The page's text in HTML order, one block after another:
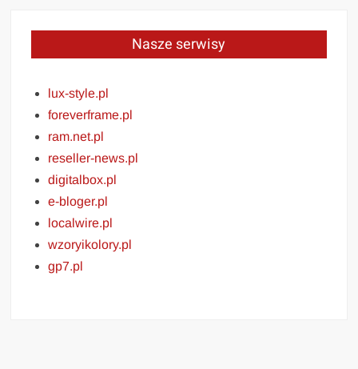
Nasze serwisy
lux-style.pl
foreverframe.pl
ram.net.pl
reseller-news.pl
digitalbox.pl
e-bloger.pl
localwire.pl
wzoryikolory.pl
gp7.pl